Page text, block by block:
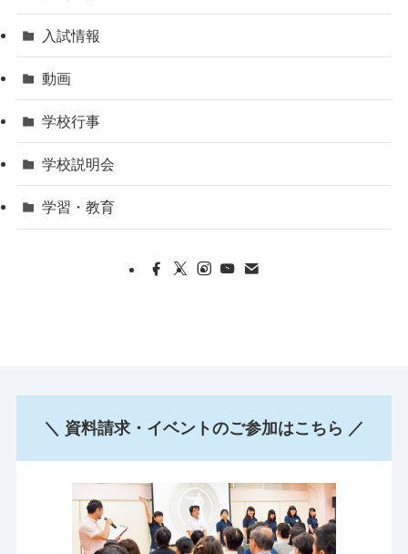
入試情報
動画
学校行事
学校説明会
学習・教育
＼ 資料請求・イベントのご参加はこちら ／